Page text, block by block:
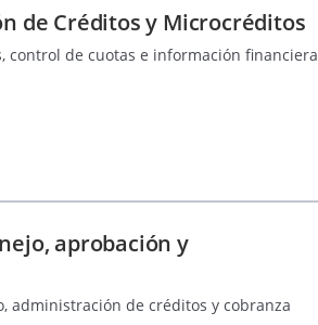
de Créditos y Microcréditos
de cuotas e información financiera
aprobación y
administración de créditos y cobranza